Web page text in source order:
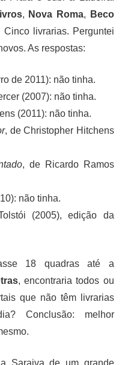
, Nova Roma,
Beco
Cinco livrarias. Perguntei
As respostas:
de 2011): não tinha.
(2007): não tinha.
(2011): não tinha.
, de Christopher Hitchens
, de Ricardo Ramos
não tinha.
(2005), edição da
18 quadras até a
, encontraria todos ou
que não têm livrarias
Conclusão: melhor
Saraiva de um grande